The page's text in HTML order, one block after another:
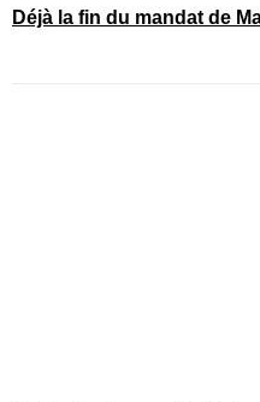
Déjà la fin du mandat de